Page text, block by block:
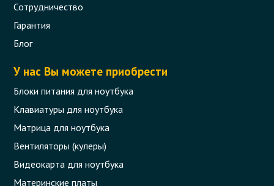
Сотрудничество
Гарантия
Блог
У нас Вы можете приобрести
Блоки питания для ноутбука
Клавиатуры для ноутбука
Матрица для ноутбука
Вентиляторы (кулеры)
Видеокарта для ноутбука
Материнские платы